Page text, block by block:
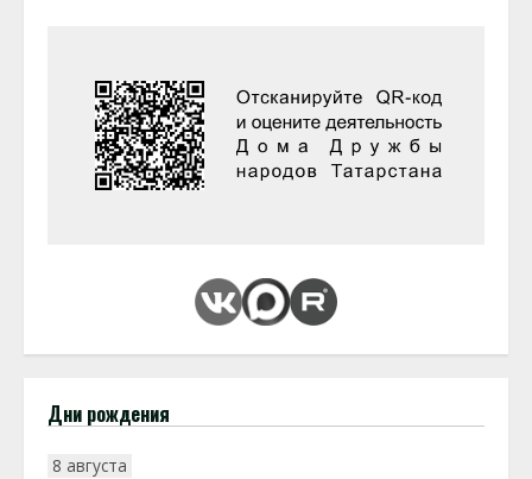
Дни рождения
8 августа